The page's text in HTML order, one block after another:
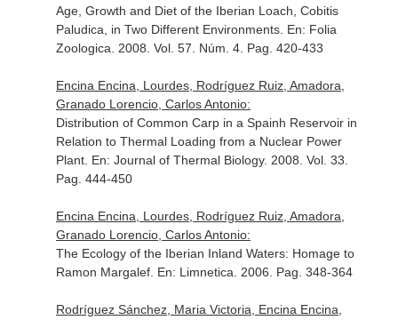
Age, Growth and Diet of the Iberian Loach, Cobitis
Paludica, in Two Different Environments. En: Folia
Zoologica . 2008. Vol. 57. Núm. 4. Pag. 420-433
Encina Encina, Lourdes, Rodríguez Ruiz, Amadora,
Granado Lorencio, Carlos Antonio:
Distribution of Common Carp in a Spainh Reservoir in
Relation to Thermal Loading from a Nuclear Power
Plant. En: Journal of Thermal Biology. 2008. Vol. 33.
Pag. 444-450
Encina Encina, Lourdes, Rodríguez Ruiz, Amadora,
Granado Lorencio, Carlos Antonio:
The Ecology of the Iberian Inland Waters: Homage to
Ramon Margalef. En: Limnetica . 2006. Pag. 348-364
Rodríguez Sánchez, Maria Victoria, Encina Encina,